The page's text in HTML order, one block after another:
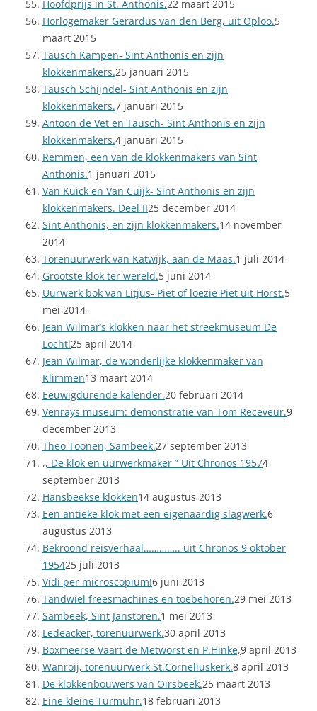
Hoofdprijs in St. Anthonis.22 maart 2015
Horlogemaker Gerardus van den Berg, uit Oploo.5
maart 2015
Tausch Kampen- Sint Anthonis en zijn
klokkenmakers.25 januari 2015
Tausch Schijndel- Sint Anthonis en zijn
klokkenmakers.7 januari 2015
Antoon de Vet en Tausch- Sint Anthonis en zijn
klokkenmakers.4 januari 2015
Remmen, een van de klokkenmakers van Sint
Anthonis.1 januari 2015
Van Kuick en Van Cuijk- Sint Anthonis en zijn
klokkenmakers. Deel II25 december 2014
Sint Anthonis, en zijn klokkenmakers.14 november
2014
Torenuurwerk van Katwijk, aan de Maas.1 juli 2014
Grootste klok ter wereld.5 juni 2014
Uurwerk bok van Litjus- Piet of loëzie Piet uit Horst.5
mei 2014
Jean Wilmar’s klokken naar het streekmuseum De
Locht!25 april 2014
Jean Wilmar, de wonderlijke klokkenmaker van
Klimmen13 maart 2014
Eeuwigdurende kalender.20 februari 2014
Venrays museum: demonstratie van Tom Receveur.9
december 2013
Theo Toonen, Sambeek.27 september 2013
,, De klok en uurwerkmaker ” Uit Chronos 19574
september 2013
Hansbeekse klokken14 augustus 2013
Een antieke klok met een eigenaardig slagwerk.6
augustus 2013
Bekroond reisverhaal………….. uit Chronos 9 oktober
195425 juli 2013
Vidi per microscopium!6 juni 2013
Tandwiel freesmachines en toebehoren.29 mei 2013
Sambeek, Sint Janstoren.1 mei 2013
Ledeacker, torenuurwerk.30 april 2013
Boxmeerse Vaart de Metworst en P.Hinke,9 april 2013
Wanroij, torenuurwerk St.Corneliuskerk.8 april 2013
De klokkenbouwers van Oirsbeek.25 maart 2013
Eine kleine Turmuhr.18 februari 2013